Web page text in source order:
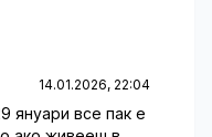
14.01.2026, 22:04
януари все пак е